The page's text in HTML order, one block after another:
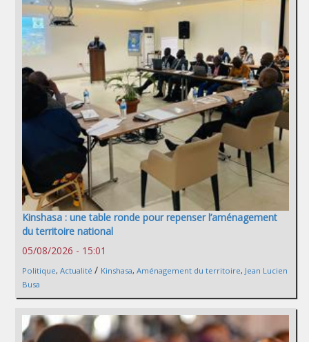
Kinshasa : une table ronde pour repenser l’aménagement
du territoire national
05/08/2026 - 15:01
Politique, Actualité / Kinshasa, Aménagement du territoire, Jean Lucien
Busa